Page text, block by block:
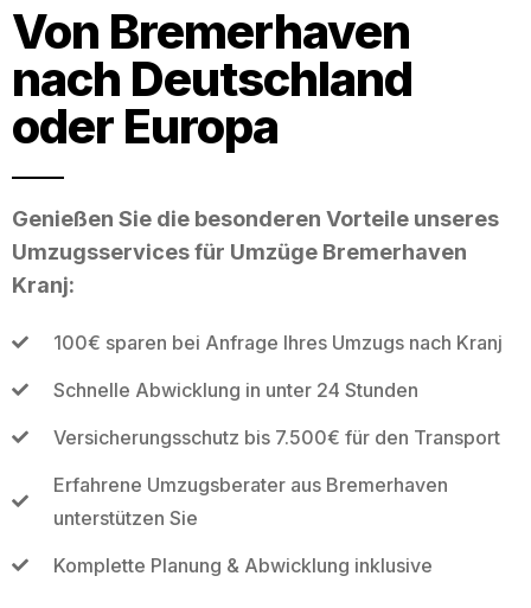
Von Bremerhaven
nach Deutschland
oder Europa
Genießen Sie die besonderen Vorteile unseres
Umzugsservices für Umzüge Bremerhaven
Kranj:
100€ sparen bei Anfrage Ihres Umzugs nach Kranj
Schnelle Abwicklung in unter 24 Stunden
Versicherungsschutz bis 7.500€ für den Transport
Erfahrene Umzugsberater aus Bremerhaven
unterstützen Sie
Komplette Planung & Abwicklung inklusive